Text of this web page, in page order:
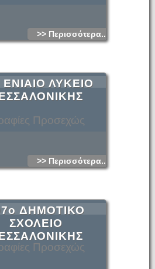
>> Περισσότερα...
Προσεχώς
ΕΝΙΑΙΟ ΛΥΚΕΙΟ
>> Περισσότερα...
Προσεχώς
ΔΗΜΟΤΙΚΟ
ΣΧΟΛΕΙΟ